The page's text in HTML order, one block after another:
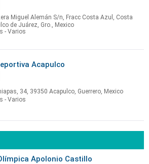
Miguel Alemán S/n, Fracc Costa Azul, Costa
de Juárez, Gro., Mexico
- Varios
Acapulco
34, 39350 Acapulco, Guerrero, Mexico
- Varios
Apolonio Castillo